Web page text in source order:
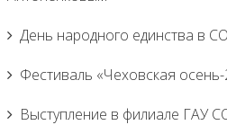
День народного единства в
Фестиваль «Чеховская
Выступление в филиале ГАУ